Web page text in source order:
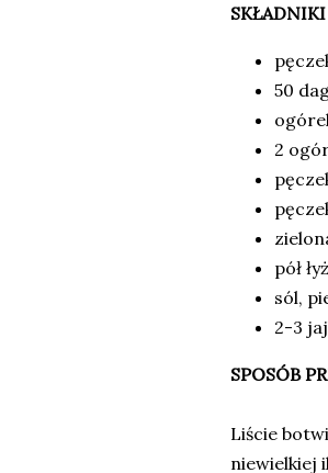
SKŁADNIKI
50
2
pół
sól,
2-3
SPOSÓB
Liście
niewielkiej